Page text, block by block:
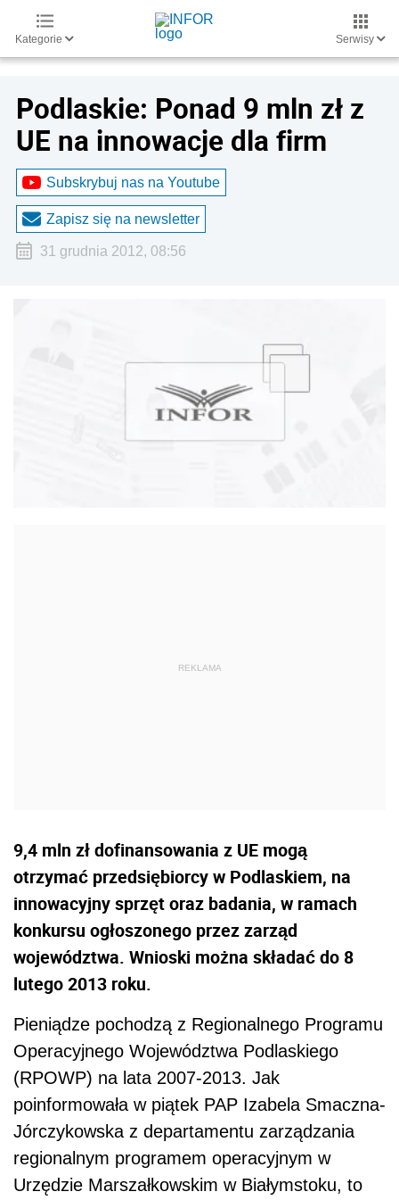
Kategorie Serwisy
Podlaskie: Ponad 9 mln zł z
UE na innowacje dla firm
Subskrybuj nas na Youtube
Zapisz się na newsletter
31 grudnia 2012, 08:56
9,4 mln zł dofinansowania z UE mogą
otrzymać przedsiębiorcy w Podlaskiem, na
innowacyjny sprzęt oraz badania, w ramach
konkursu ogłoszonego przez zarząd
województwa. Wnioski można składać do 8
lutego 2013 roku.
Pieniądze pochodzą z Regionalnego Programu
Operacyjnego Województwa Podlaskiego
(RPOWP) na lata 2007-2013. Jak
poinformowała w piątek PAP Izabela Smaczna-
Jórczykowska z departamentu zarządzania
regionalnym programem operacyjnym w
Urzędzie Marszałkowskim w Białymstoku, to